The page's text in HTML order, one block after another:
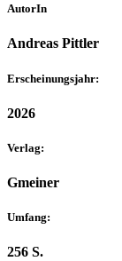
AutorIn
Andreas Pittler
Erscheinungsjahr:
2026
Verlag:
Gmeiner
Umfang:
256 S.